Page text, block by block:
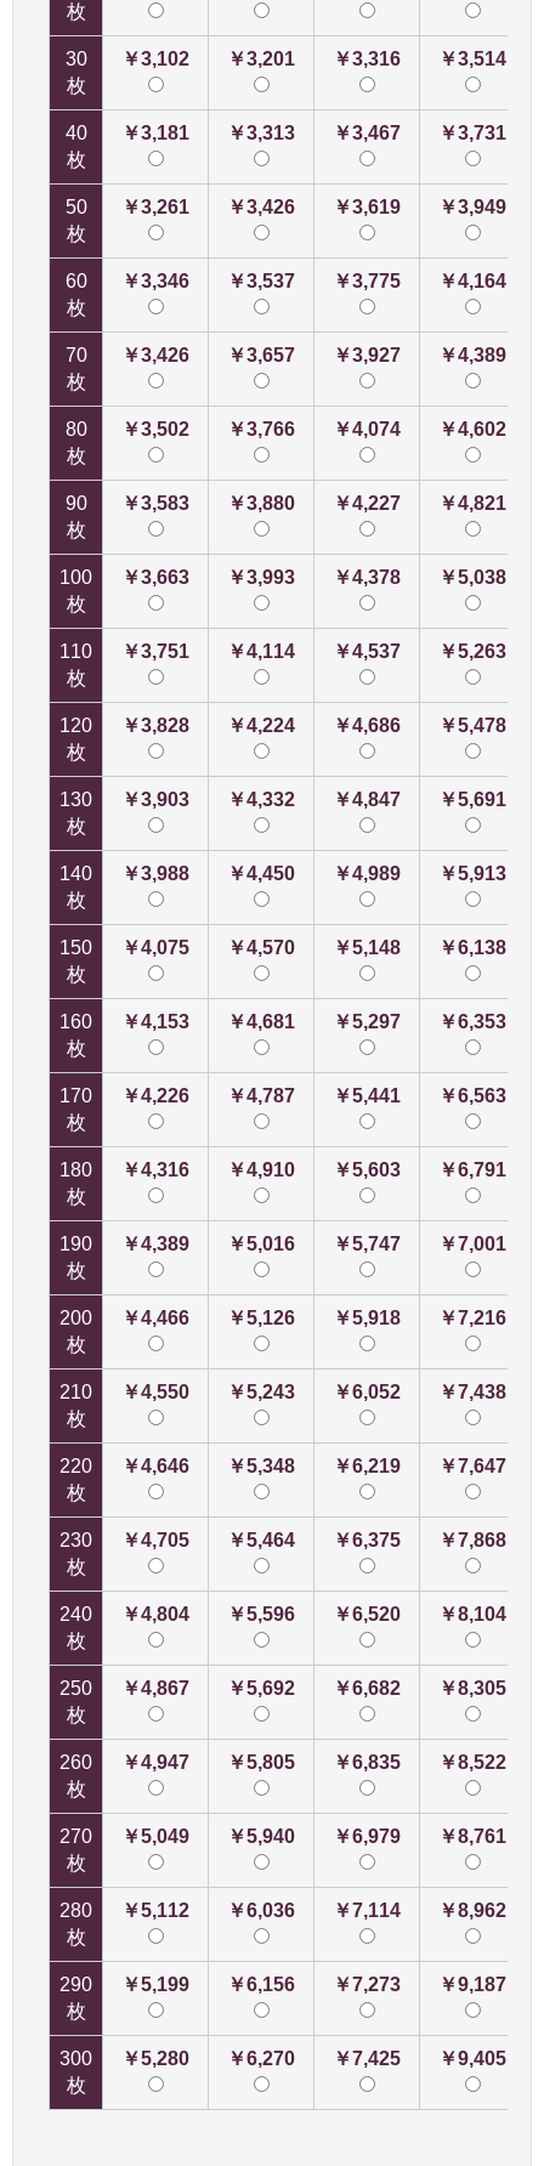
枚
30
枚
￥3,102 ￥3,201 ￥3,316 ￥3,514
40
枚
￥3,181 ￥3,313 ￥3,467 ￥3,731
50
枚
￥3,261 ￥3,426 ￥3,619 ￥3,949
60
枚
￥3,346 ￥3,537 ￥3,775 ￥4,164
70
枚
￥3,426 ￥3,657 ￥3,927 ￥4,389
80
枚
￥3,502 ￥3,766 ￥4,074 ￥4,602
90
枚
￥3,583 ￥3,880 ￥4,227 ￥4,821
100
枚
￥3,663 ￥3,993 ￥4,378 ￥5,038
110
枚
￥3,751 ￥4,114 ￥4,537 ￥5,263
120
枚
￥3,828 ￥4,224 ￥4,686 ￥5,478
130
枚
￥3,903 ￥4,332 ￥4,847 ￥5,691
140
枚
￥3,988 ￥4,450 ￥4,989 ￥5,913
150
枚
￥4,075 ￥4,570 ￥5,148 ￥6,138
160
枚
￥4,153 ￥4,681 ￥5,297 ￥6,353
170
枚
￥4,226 ￥4,787 ￥5,441 ￥6,563
180
枚
￥4,316 ￥4,910 ￥5,603 ￥6,791
190
枚
￥4,389 ￥5,016 ￥5,747 ￥7,001
200
枚
￥4,466 ￥5,126 ￥5,918 ￥7,216
210
枚
￥4,550 ￥5,243 ￥6,052 ￥7,438
220
枚
￥4,646 ￥5,348 ￥6,219 ￥7,647
230
枚
￥4,705 ￥5,464 ￥6,375 ￥7,868
240
枚
￥4,804 ￥5,596 ￥6,520 ￥8,104
250
枚
￥4,867 ￥5,692 ￥6,682 ￥8,305
260
枚
￥4,947 ￥5,805 ￥6,835 ￥8,522
270
枚
￥5,049 ￥5,940 ￥6,979 ￥8,761
280
枚
￥5,112 ￥6,036 ￥7,114 ￥8,962
290
枚
￥5,199 ￥6,156 ￥7,273 ￥9,187
300
枚
￥5,280 ￥6,270 ￥7,425 ￥9,405